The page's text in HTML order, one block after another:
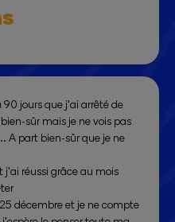
ai mis un
de fumer !!!
jours que j'ai arrêté de
sûr mais je ne vois pas
A part bien-sûr que je ne
j'ai réussi grâce au mois
décembre et je ne compte